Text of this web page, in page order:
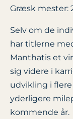
Græsk mester:
Selv om de
har titlerne
Manthatis et
sig videre i
udvikling i
yderligere
kommende år.